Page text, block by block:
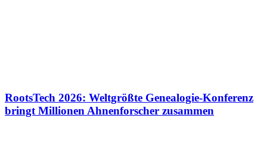
RootsTech 2026: Weltgrößte Genealogie-Konferenz
bringt Millionen Ahnenforscher zusammen